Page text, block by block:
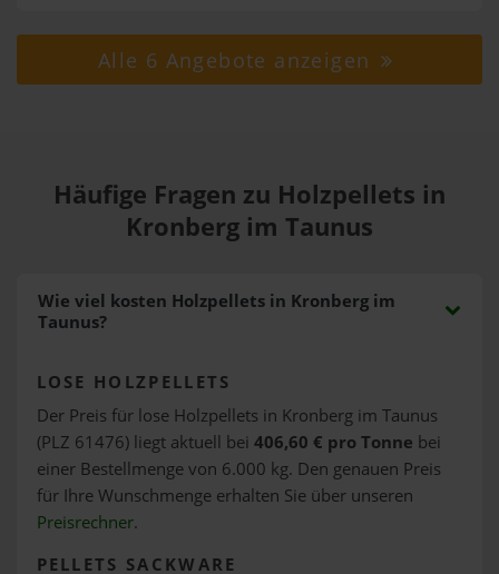
Alle 6 Angebote anzeigen
Häufige Fragen zu Holzpellets in
Kronberg im Taunus
Wie viel kosten Holzpellets in Kronberg im
Taunus?
LOSE HOLZPELLETS
Der Preis für lose Holzpellets in Kronberg im Taunus
(PLZ 61476) liegt aktuell bei 406,60 € pro Tonne bei
einer Bestellmenge von 6.000 kg. Den genauen Preis
für Ihre Wunschmenge erhalten Sie über unseren
Preisrechner.
PELLETS SACKWARE